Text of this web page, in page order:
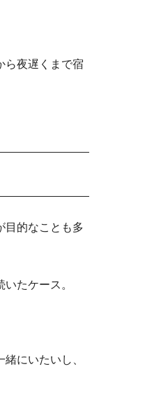
ハワイ移住
】人気のE2ビザ取得
ーヨークの大学留学費
。部活や習い事のス
ら夜遅くまで宿
目的なことも多
たケース。
にいたいし、